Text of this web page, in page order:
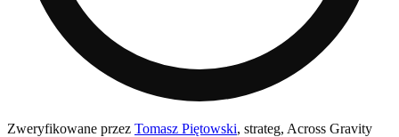
Zweryfikowane przez Tomasz Piętowski, strateg, Across Gravity